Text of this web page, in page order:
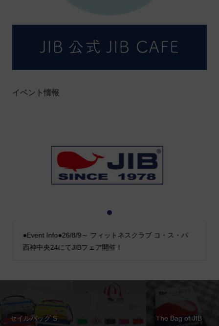
イベント情報
●Event Info●26/8/9～ フィットネスクラブ コ・ス・パ
西神中央24にてJIBフェア開催！
2
セイルバッグ S
The Bag of JIB